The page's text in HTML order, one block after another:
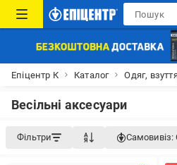
Епіцентр К Каталог Одяг,
Весільні аксесуари
Фільтри Самовивіз: